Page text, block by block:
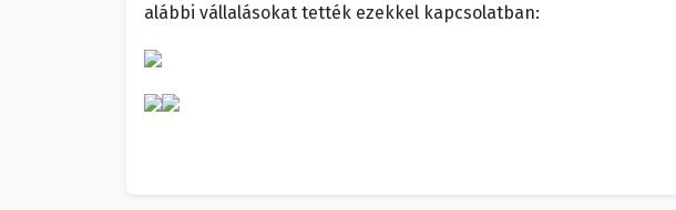
alábbi vállalásokat tették ezekkel kapcsolatban: